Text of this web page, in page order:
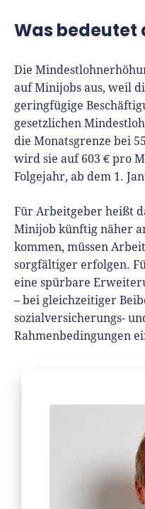
Was bedeutet
Die
auf Minijobs aus, weil
geringfügige
gesetzlichen
die Monatsgrenze bei
wird sie auf 603 € pro
Folgejahr, ab dem 1.
Für Arbeitgeber heißt
Minijob künftig näher
kommen, müssen
sorgfältiger erfolgen.
eine spürbare
– bei gleichzeitiger
sozialversicherungs-
Rahmenbedingungen